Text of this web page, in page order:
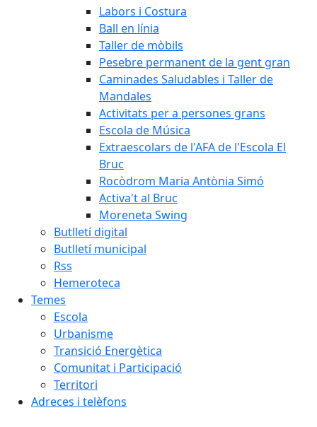
Labors i Costura
Ball en línia
Taller de mòbils
Pesebre permanent de la gent gran
Caminades Saludables i Taller de
Mandales
Activitats per a persones grans
Escola de Música
Extraescolars de l'AFA de l'Escola El
Bruc
Rocòdrom Maria Antònia Simó
Activa't al Bruc
Moreneta Swing
Butlletí digital
Butlletí municipal
Rss
Hemeroteca
Temes
Escola
Urbanisme
Transició Energètica
Comunitat i Participació
Territori
Adreces i telèfons